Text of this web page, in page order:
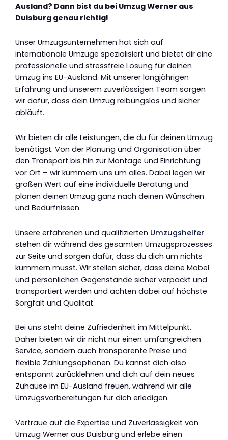
Ausland? Dann bist du bei Umzug Werner aus
Duisburg genau richtig!
Unser Umzugsunternehmen hat sich auf
internationale Umzüge spezialisiert und bietet dir eine
professionelle und stressfreie Lösung für deinen
Umzug ins EU-Ausland. Mit unserer langjährigen
Erfahrung und unserem zuverlässigen Team sorgen
wir dafür, dass dein Umzug reibungslos und sicher
abläuft.
Wir bieten dir alle Leistungen, die du für deinen Umzug
benötigst. Von der Planung und Organisation über
den Transport bis hin zur Montage und Einrichtung
vor Ort – wir kümmern uns um alles. Dabei legen wir
großen Wert auf eine individuelle Beratung und
planen deinen Umzug ganz nach deinen Wünschen
und Bedürfnissen.
Unsere erfahrenen und qualifizierten Umzugshelfer
stehen dir während des gesamten Umzugsprozesses
zur Seite und sorgen dafür, dass du dich um nichts
kümmern musst. Wir stellen sicher, dass deine Möbel
und persönlichen Gegenstände sicher verpackt und
transportiert werden und achten dabei auf höchste
Sorgfalt und Qualität.
Bei uns steht deine Zufriedenheit im Mittelpunkt.
Daher bieten wir dir nicht nur einen umfangreichen
Service, sondern auch transparente Preise und
flexible Zahlungsoptionen. Du kannst dich also
entspannt zurücklehnen und dich auf dein neues
Zuhause im EU-Ausland freuen, während wir alle
Umzugsvorbereitungen für dich erledigen.
Vertraue auf die Expertise und Zuverlässigkeit von
Umzug Werner aus Duisburg und erlebe einen